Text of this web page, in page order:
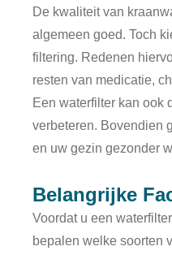
De kwaliteit van
algemeen goed. Toch
filtering. Redenen
resten van medicatie,
Een waterfilter kan ook
verbeteren. Bovendien
en uw gezin gezonder
Belangrijke
Voordat u een
bepalen welke soorten